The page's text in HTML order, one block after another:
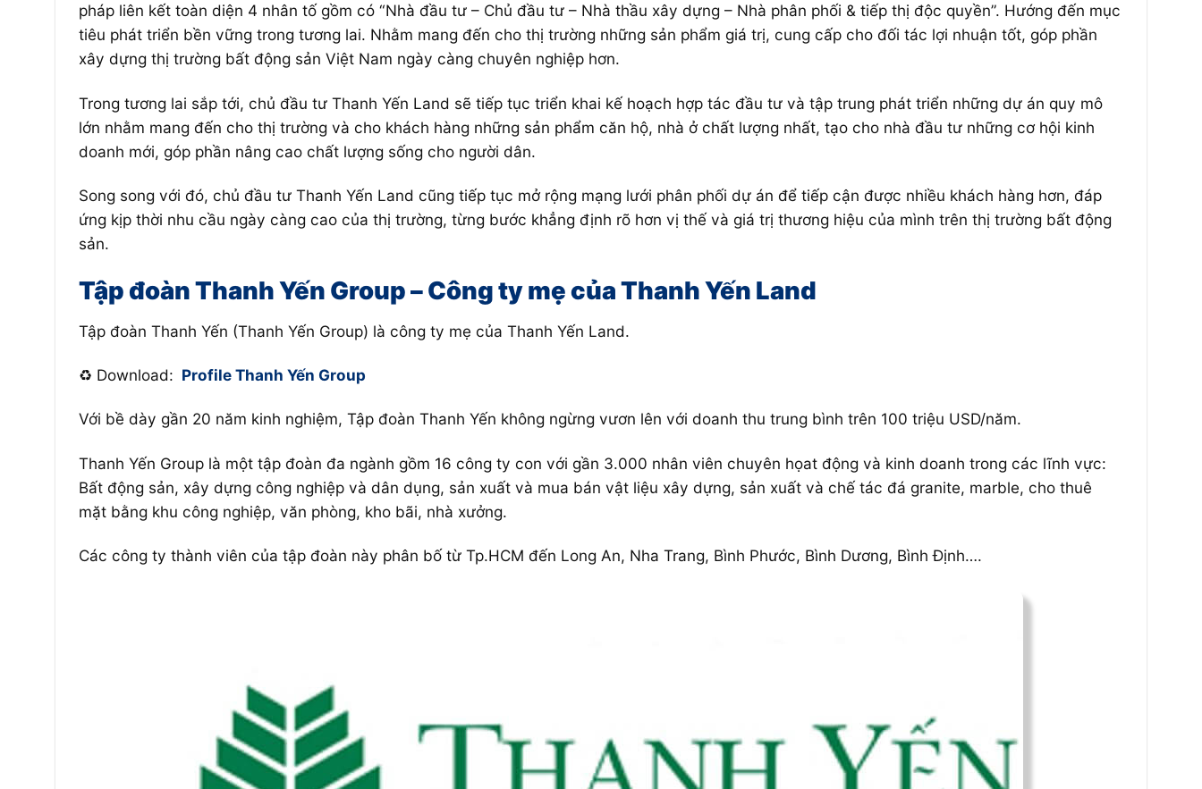
pháp liên kết toàn diện 4 nhân tố gồm có “Nhà đầu tư – Chủ đầu tư – Nhà thầu xây dựng – Nhà phân phối & tiếp thị độc quyền”. Hướng đến mục
tiêu phát triển bền vững trong tương lai. Nhằm mang đến cho thị trường những sản phẩm giá trị, cung cấp cho đối tác lợi nhuận tốt, góp phần
xây dựng thị trường bất động sản Việt Nam ngày càng chuyên nghiệp hơn.
Trong tương lai sắp tới, chủ đầu tư Thanh Yến Land sẽ tiếp tục triển khai kế hoạch hợp tác đầu tư và tập trung phát triển những dự án quy mô
lớn nhằm mang đến cho thị trường và cho khách hàng những sản phẩm căn hộ, nhà ở chất lượng nhất, tạo cho nhà đầu tư những cơ hội kinh
doanh mới, góp phần nâng cao chất lượng sống cho người dân.
Song song với đó, chủ đầu tư Thanh Yến Land cũng tiếp tục mở rộng mạng lưới phân phối dự án để tiếp cận được nhiều khách hàng hơn, đáp
ứng kịp thời nhu cầu ngày càng cao của thị trường, từng bước khẳng định rõ hơn vị thế và giá trị thương hiệu của mình trên thị trường bất động
sản.
Tập đoàn Thanh Yến Group – Công ty mẹ của Thanh Yến Land
Tập đoàn Thanh Yến (Thanh Yến Group) là công ty mẹ của Thanh Yến Land.
♻️ Download: Profile Thanh Yến Group
Với bề dày gần 20 năm kinh nghiệm, Tập đoàn Thanh Yến không ngừng vươn lên với doanh thu trung bình trên 100 triệu USD/năm.
Thanh Yến Group là một tập đoàn đa ngành gồm 16 công ty con với gần 3.000 nhân viên chuyên họat động và kinh doanh trong các lĩnh vực:
Bất động sản, xây dựng công nghiệp và dân dụng, sản xuất và mua bán vật liệu xây dựng, sản xuất và chế tác đá granite, marble, cho thuê
mặt bằng khu công nghiệp, văn phòng, kho bãi, nhà xưởng.
Các công ty thành viên của tập đoàn này phân bố từ Tp.HCM đến Long An, Nha Trang, Bình Phước, Bình Dương, Bình Định….